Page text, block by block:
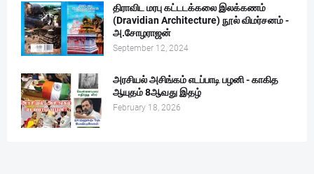
திராவிட மரபு கட்டடக்கலை இலக்கணம்
(Dravidian Architecture) நூல் விமர்சனம் -
அ.சோழராஜன்
September 12, 2024
அரசியல் அசிங்கம் எடப்பாடி பழனி - காகித
ஆயுதம் 8ஆவது இதழ்
February 18, 2026